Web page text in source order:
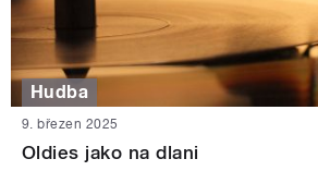
Hudba
9. březen 2025
Oldies jako na dlani